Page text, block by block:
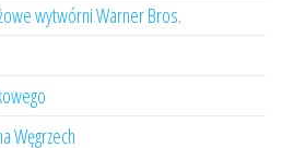
wytwórni Warner Bros.
Węgrzech